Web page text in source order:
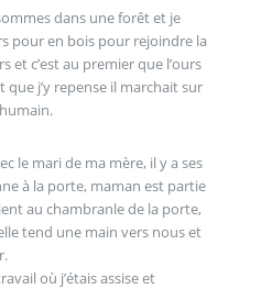
dans une forêt et je
pour en bois pour rejoindre la
et c’est au premier que l’ours
que j’y repense il marchait sur
le mari de ma mère, il y a ses
à la porte, maman est partie
au chambranle de la porte,
tend une main vers nous et
où j’étais assise et